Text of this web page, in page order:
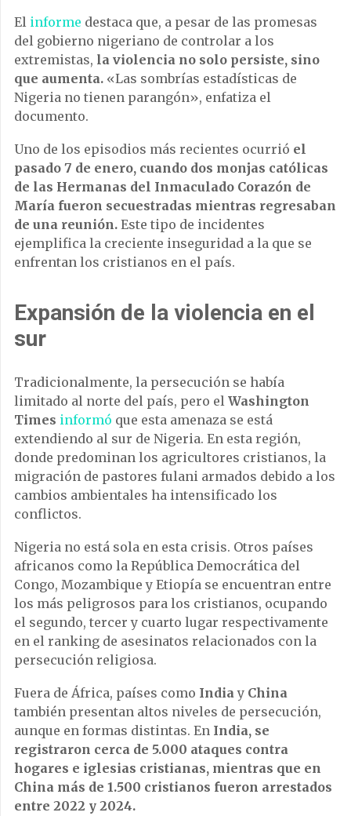
El informe destaca que, a pesar de las promesas
del gobierno nigeriano de controlar a los
extremistas, la violencia no solo persiste, sino
que aumenta. «Las sombrías estadísticas de
Nigeria no tienen parangón», enfatiza el
documento.
Uno de los episodios más recientes ocurrió el
pasado 7 de enero, cuando dos monjas católicas
de las Hermanas del Inmaculado Corazón de
María fueron secuestradas mientras regresaban
de una reunión. Este tipo de incidentes
ejemplifica la creciente inseguridad a la que se
enfrentan los cristianos en el país.
Expansión de la violencia en el
sur
Tradicionalmente, la persecución se había
limitado al norte del país, pero el Washington
Times informó que esta amenaza se está
extendiendo al sur de Nigeria. En esta región,
donde predominan los agricultores cristianos, la
migración de pastores fulani armados debido a los
cambios ambientales ha intensificado los
conflictos.
Nigeria no está sola en esta crisis. Otros países
africanos como la República Democrática del
Congo, Mozambique y Etiopía se encuentran entre
los más peligrosos para los cristianos, ocupando
el segundo, tercer y cuarto lugar respectivamente
en el ranking de asesinatos relacionados con la
persecución religiosa.
Fuera de África, países como Indiay China
también presentan altos niveles de persecución,
aunque en formas distintas. En India, se
registraron cerca de 5.000 ataques contra
hogares e iglesias cristianas, mientras que en
China más de 1.500 cristianos fueron arrestados
entre 2022 y 2024.